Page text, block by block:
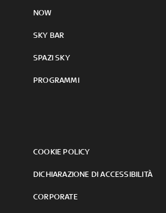
NOW
SKY BAR
SPAZI SKY
PROGRAMMI
COOKIE POLICY
DICHIARAZIONE DI ACCESSIBILITÀ
CORPORATE